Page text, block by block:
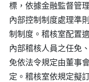
標，依據金融監督管
內部控制制度處理準
制制度。稽核室配置
內部稽核人員之任免
免依法令規定由董事
定。稽核室依規定擬